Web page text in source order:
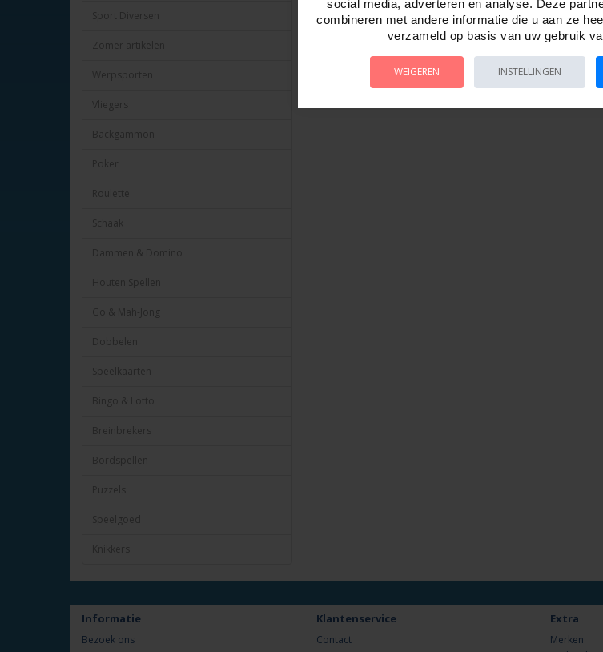
Sport Diversen
Zomer artikelen
Werpsporten
Vliegers
Backgammon
Poker
Roulette
Schaak
Dammen & Domino
Houten Spellen
Go & Mah-Jong
Dobbelen
Speelkaarten
Bingo & Lotto
Breinbrekers
Bordspellen
Puzzels
Speelgoed
Knikkers
Informatie
Bezoek ons
Klantenservice
Contact
Extra
Merken
social media, adverteren en analyse. Deze
combineren met andere informatie die u aan ze
verzameld op basis van uw gebruik
WEIGEREN INSTELLINGEN